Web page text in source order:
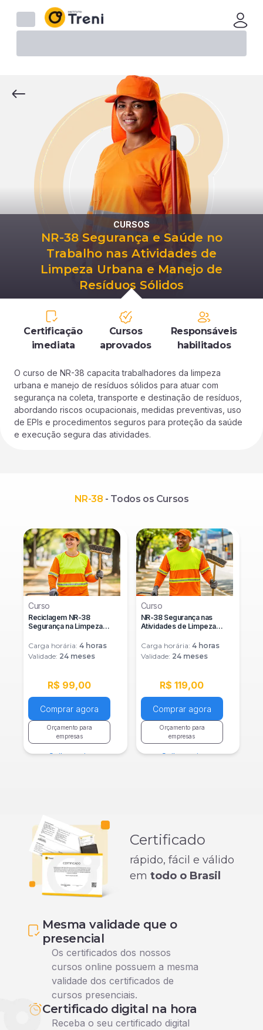
CURSOS
NR-38 Segurança e Saúde no
Trabalho nas Atividades de
Limpeza Urbana e Manejo de
Resíduos Sólidos
Certificação
imediata
Cursos
aprovados
Responsáveis
habilitados
O curso de NR-38 capacita trabalhadores da limpeza
urbana e manejo de resíduos sólidos para atuar com
segurança na coleta, transporte e destinação de resíduos,
abordando riscos ocupacionais, medidas preventivas, uso
de EPIs e procedimentos seguros para proteção da saúde
e execução segura das atividades.
NR-38 - Todos os Cursos
Curso
Reciclagem NR-38
Segurança na Limpeza
Resíduos
Carga horária: 4 horas
Validade: 24 meses
R$ 99,00
Comprar agora
Orçamento para
empresas
Saiba mais
Curso
NR-38 Segurança nas
Atividades de Limpeza
Resíduos Sólidos
Carga horária: 4horas
Validade: 24 meses
R$ 119,00
Comprar agora
Orçamento para
empresas
Saiba mais
Certificado
rápido, fácil e válido
em todo o Brasil
Mesma validade que o
presencial
Os certificados dos nossos
cursos online possuem a mesma
validade dos certificados de
cursos presenciais.
Certificado digital na hora
Receba o seu certificado digital